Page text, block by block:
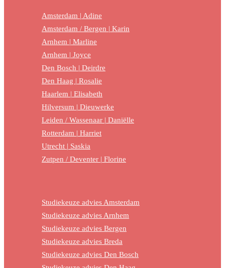
Amsterdam | Adine
Amsterdam / Bergen | Karin
Arnhem | Marline
Arnhem | Joyce
Den Bosch | Deirdre
Den Haag | Rosalie
Haarlem | Elisabeth
Hilversum | Dieuwerke
Leiden / Wassenaar | Daniëlle
Rotterdam | Harriet
Utrecht | Saskia
Zutpen / Deventer | Florine
Studiekeuze advies Amsterdam
Studiekeuze advies Arnhem
Studiekeuze advies Bergen
Studiekeuze advies Breda
Studiekeuze advies Den Bosch